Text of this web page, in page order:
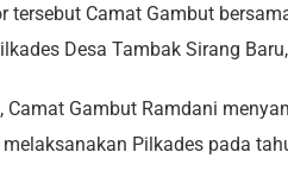
tersebut Camat Gambut
Desa Tambak Sirang
Camat Gambut Ramdani
Pilkades pada